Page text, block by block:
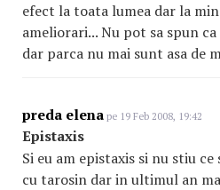
efect la toata lumea dar la
ameliorari... Nu pot sa spun
dar parca nu mai sunt asa de
preda elena pe 19 Feb 2008, 19:42
Epistaxis
Si eu am epistaxis si nu stiu
cu tarosin dar in ultimul an